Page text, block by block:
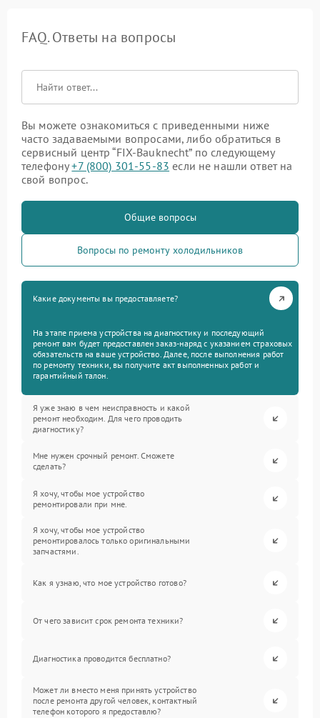
FAQ. Ответы на вопросы
Вы можете ознакомиться с приведенными ниже
часто задаваемыми вопросами, либо обратиться в
сервисный центр “FIX-Bauknecht” по следующему
телефону+7 (800) 301-55-83 если не нашли ответ на
свой вопрос.
Общие вопросы
Вопросы по ремонту холодильников
Какие документы вы предоставляете?
На этапе приема устройства на диагностику и последующий
ремонт вам будет предоставлен заказ-наряд с указанием страховых
обязательств на ваше устройство. Далее, после выполнения работ
по ремонту техники, вы получите акт выполненных работ и
гарантийный талон.
Я уже знаю в чем неисправность и какой
ремонт необходим. Для чего проводить
диагностику?
Мне нужен срочный ремонт. Сможете
сделать?
Я хочу, чтобы мое устройство
ремонтировали при мне.
Я хочу, чтобы мое устройство
ремонтировалось только оригинальными
запчастями.
Как я узнаю, что мое устройство готово?
От чего зависит срок ремонта техники?
Диагностика проводится бесплатно?
Может ли вместо меня принять устройство
после ремонта другой человек, контактный
телефон которого я предоставлю?